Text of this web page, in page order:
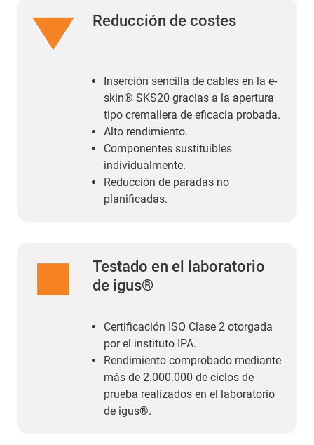
Reducción de costes
Inserción sencilla de cables en la e-
skin® SKS20 gracias a la apertura
tipo cremallera de eficacia probada.
Alto rendimiento.
Componentes sustituibles
individualmente.
Reducción de paradas no
planificadas.
Testado en el laboratorio
de igus®
Certificación ISO Clase 2 otorgada
por el instituto IPA.
Rendimiento comprobado mediante
más de 2.000.000 de ciclos de
prueba realizados en el laboratorio
de igus®.